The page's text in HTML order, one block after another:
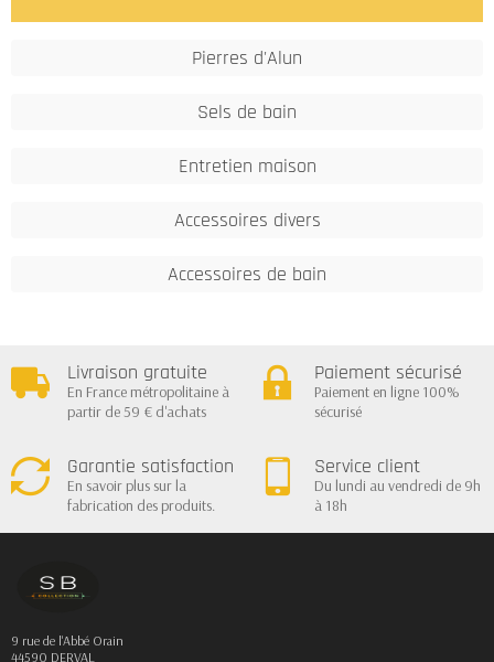
Pierres d'Alun
Sels de bain
Entretien maison
Accessoires divers
Accessoires de bain
Livraison gratuite
En France métropolitaine à
partir de 59 € d'achats
Paiement sécurisé
Paiement en ligne 100%
sécurisé
Garantie satisfaction
En savoir plus sur la
fabrication des produits.
Service client
Du lundi au vendredi de 9h
à 18h
9 rue de l'Abbé Orain
44590 DERVAL